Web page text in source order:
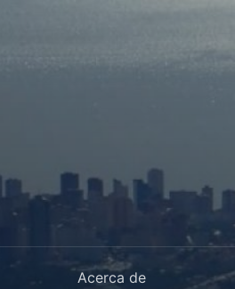
Acerca de